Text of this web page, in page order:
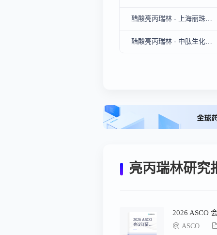
醋酸亮丙瑞林 - 上海丽珠制药有限公司
醋酸亮丙瑞林 - 中肽生化有限公司
亮丙瑞林研究
2026 ASCO
会议详情汇
总
2026 ASCO
ASCO